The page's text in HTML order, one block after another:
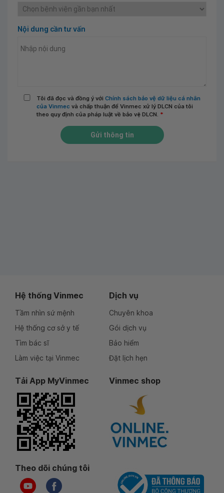
Nội dung cần tư vấn
Tôi đã đọc và đồng ý với Chính sách bảo vệ dữ liệu cá nhân
của Vinmec và chấp thuận để Vinmec xử lý DLCN của tôi
theo quy định của pháp luật về bảo vệ DLCN. *
Gửi thông tin
Hệ thống Vinmec
Tầm nhìn sứ mệnh
Hệ thống cơ sở y tế
Tìm bác sĩ
Làm việc tại Vinmec
Dịch vụ
Chuyên khoa
Gói dịch vụ
Bảo hiểm
Đặt lịch hẹn
Tải App MyVinmec Vinmec shop
Theo dõi chúng tôi